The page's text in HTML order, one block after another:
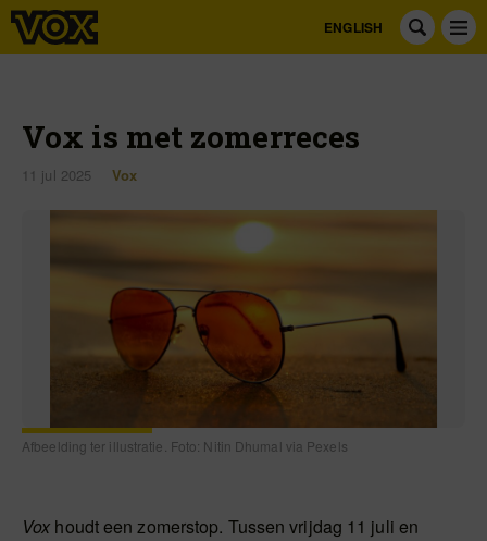
ENGLISH
Vox is met zomerreces
11 jul 2025 Vox
Afbeelding ter illustratie. Foto: Nitin Dhumal via Pexels
Vox houdt een zomerstop. Tussen vrijdag 11 juli en